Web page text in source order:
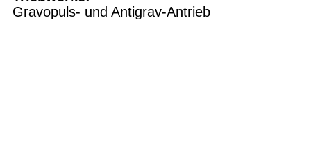
Gravopuls- und Antigrav-Antrieb